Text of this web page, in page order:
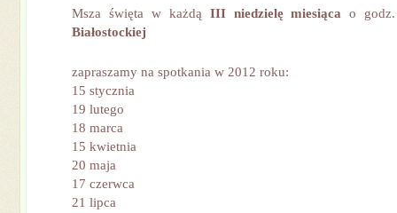
Msza święta w każdą III niedzielę miesiąca o
Białostockiej
zapraszamy na spotkania w 2012 roku:
15 stycznia
19 lutego
18 marca
15 kwietnia
20 maja
17 czerwca
21 lipca